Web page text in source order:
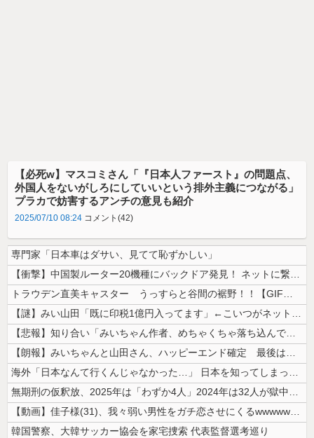
【必死w】マスコミさん「『日本人ファースト』の問題点、
外国人をないがしろにしていいという排外主義につながる」
プラカで妨害するアンチの意見も紹介
2025/07/10 08:24 コメント(42)
専門家「日本車はダサい、見てて恥ずかしい」
【衝撃】中国製ルーター20機種にバックドア発見！ ネットに繋ぐだけで3...
トラウデン直美キャスター うっすらと谷間の裾野！！【GIF動画あり】
【謎】みい山田「既に印税1億円入ってます」←こいつがネットの叩き程度に...
【悲報】知り合い「みいちゃん作者、めちゃくちゃ落ち込んでる。以前みいち...
【朗報】みいちゃんと山田さん、ハッピーエンド確定 最後はママに埋葬され...
海外「日本なんて行くんじゃなかった…」 日本を知ってしまったディズニー...
無期刑の仮釈放、2025年は「わずか4人」2024年は32人が獄中死…...
【動画】佳子様(31)、我々弱い男性をガチ恋させにくるwwwwwww ...
韓国警察、大韓サッカー協会を家宅捜索 代表監督選考巡り